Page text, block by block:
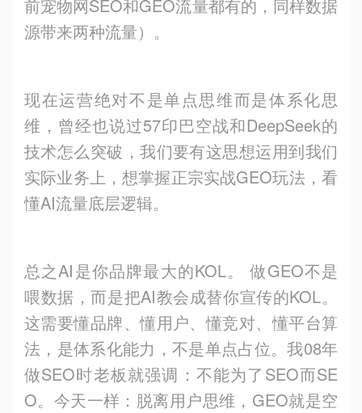
前宠物网SEO和GEO流量都有的，同样数据
源带来两种流量）。
现在运营绝对不是单点思维而是体系化思
维，曾经也说过57印巴空战和DeepSeek的
技术怎么突破，我们要有这思想运用到我们
实际业务上，想掌握正宗实战GEO玩法，看
懂AI流量底层逻辑。
总之AI是你品牌最大的KOL。 做GEO不是
喂数据，而是把AI教会成替你宣传的KOL。
这需要懂品牌、懂用户、懂竞对、懂平台算
法，是体系化能力，不是单点占位。我08年
做SEO时老板就强调：不能为了SEO而SE
O。今天一样：脱离用户思维，GEO就是空